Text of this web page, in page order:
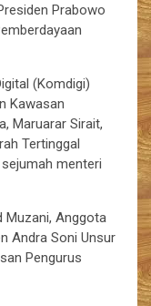
Prabowo
(Komdigi)
Kawasan
Maruarar Sirait,
Tertinggal
menteri
Muzani, Anggota
Andra Soni Unsur
Pengurus